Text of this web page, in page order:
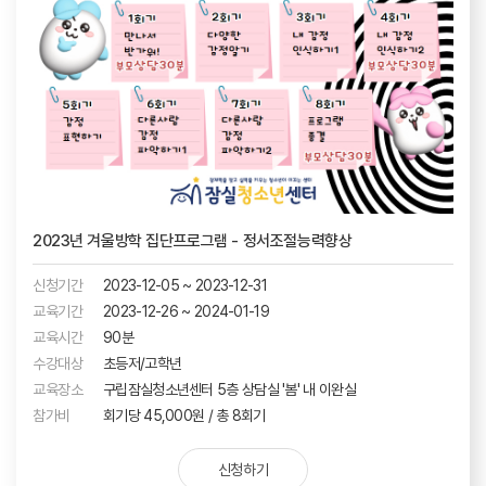
2023년 겨울방학 집단프로그램 - 정서조절능력향상
신청기간
2023-12-05 ~ 2023-12-31
교육기간
2023-12-26 ~ 2024-01-19
교육시간
90분
수강대상
초등저/고학년
교육장소
구립잠실청소년센터 5층 상담실 '봄' 내 이완실
참가비
회기당 45,000원 / 총 8회기
신청하기